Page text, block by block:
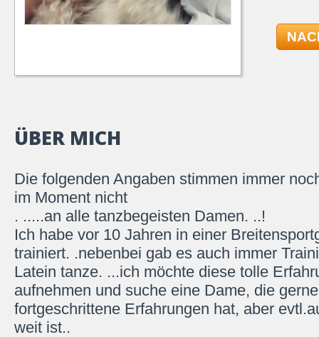
ÜBER MICH
Die folgenden Angaben stimmen immer
im Moment nicht
. .....an alle tanzbegeisten Damen. ..!
Ich habe vor 10 Jahren in einer
trainiert. .nebenbei gab es auch immer
Latein tanze. ...ich möchte diese tolle
aufnehmen und suche eine Dame, die
fortgeschrittene Erfahrungen hat, aber
weit ist..